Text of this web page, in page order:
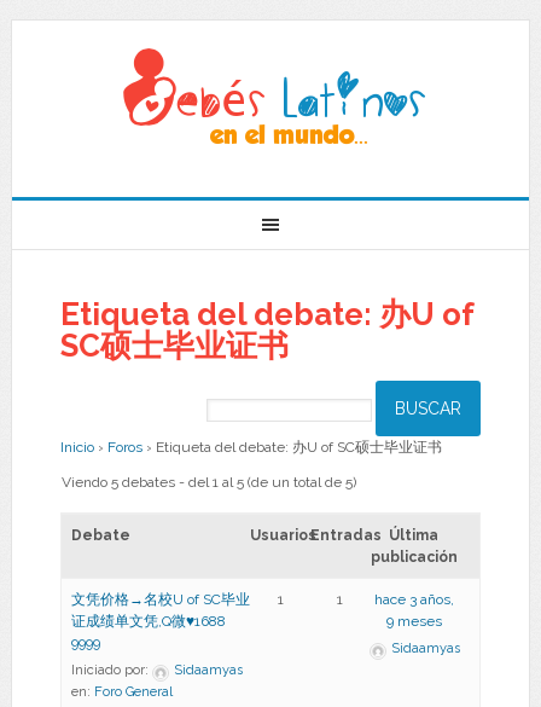
Etiqueta del debate: 办U of
SC硕士毕业证书
Inicio › Foros › Etiqueta del debate: 办U of SC硕士毕业证书
Viendo 5 debates - del 1 al 5 (de un total de 5)
Debate UsuariosEntradas Última
publicación
文凭价格→名校U of SC毕业
证成绩单文凭,Q微♥1688
9999
Iniciado por:
Sidaamyas
en: Foro General
1 1
hace 3 años,
9 meses
Sidaamyas